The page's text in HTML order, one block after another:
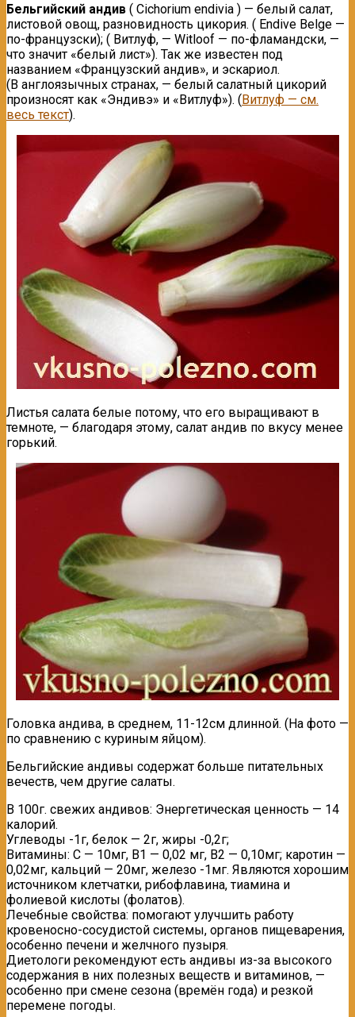
Бельгийский андив ( Cichorium endivia ) — белый салат,
листовой овощ, разновидность цикория. ( Endive Belge —
по-французски); ( Витлуф, — Witloof — по-фламандски, —
что значит «белый лист»). Так же известен под
названием «Французский андив», и эскариол.
(В англоязычных странах, — белый салатный цикорий
произносят как «Эндивэ» и «Витлуф»). (Витлуф — см.
весь текст).
Листья салата белые потому, что его выращивают в
темноте, — благодаря этому, салат андив по вкусу менее
горький.
Головка андива, в среднем, 11-12см длинной. (На фото —
по сравнению с куриным яйцом).
Бельгийские андивы содержат больше питательных
вечеств, чем другие салаты.
В 100г. свежих андивов: Энергетическая ценность — 14
калорий.
Углеводы -1г, белок — 2г, жиры -0,2г;
Витамины: С — 10мг, В1 — 0,02 мг, В2 — 0,10мг; каротин —
0,02мг, кальций — 20мг, железо -1мг. Являются хорошим
источником клетчатки, рибофлавина, тиамина и
фолиевой кислоты (фолатов).
Лечебные свойства: помогают улучшить работу
кровеносно-сосудистой системы, органов пищеварения,
особенно печени и желчного пузыря.
Диетологи рекомендуют есть андивы из-за высокого
содержания в них полезных веществ и витаминов, —
особенно при смене сезона (времён года) и резкой
перемене погоды.